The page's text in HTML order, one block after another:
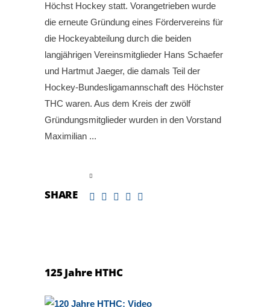
Höchst Hockey statt. Vorangetrieben wurde
die erneute Gründung eines Fördervereins für
die Hockeyabteilung durch die beiden
langjährigen Vereinsmitglieder Hans Schaefer
und Hartmut Jaeger, die damals Teil der
Hockey-Bundesligamannschaft des Höchster
THC waren. Aus dem Kreis der zwölf
Gründungsmitglieder wurden in den Vorstand
Maximilian
SHARE
125 Jahre HTHC